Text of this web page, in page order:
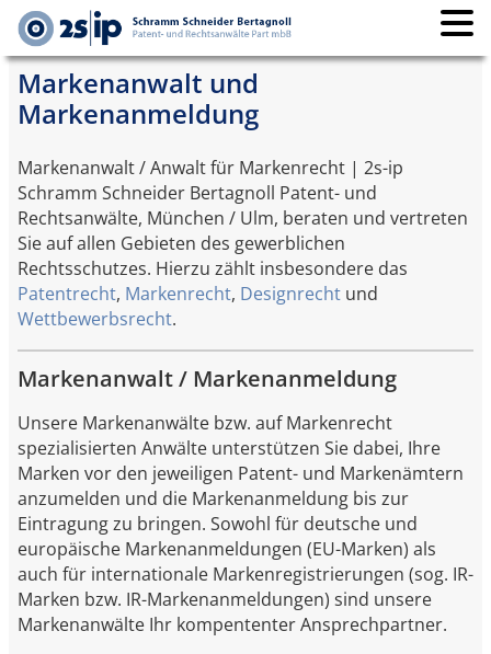
Markenanwalt und
Markenanmeldung
Markenanwalt / Anwalt für Markenrecht | 2s-ip
Schramm Schneider Bertagnoll Patent- und
Rechtsanwälte, München / Ulm, beraten und vertreten
Sie auf allen Gebieten des gewerblichen
Rechtsschutzes. Hierzu zählt insbesondere das
Patentrecht, Markenrecht, Designrecht und
Wettbewerbsrecht.
Markenanwalt / Markenanmeldung
Unsere Markenanwälte bzw. auf Markenrecht
spezialisierten Anwälte unterstützen Sie dabei, Ihre
Marken vor den jeweiligen Patent- und Markenämtern
anzumelden und die Markenanmeldung bis zur
Eintragung zu bringen. Sowohl für deutsche und
europäische Markenanmeldungen (EU-Marken) als
auch für internationale Markenregistrierungen (sog. IR-
Marken bzw. IR-Markenanmeldungen) sind unsere
Markenanwälte Ihr kompententer Ansprechpartner.